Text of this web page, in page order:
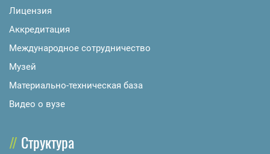
Лицензия
Аккредитация
Международное сотрудничество
Музей
Материально-техническая база
Видео о вузе
Структура